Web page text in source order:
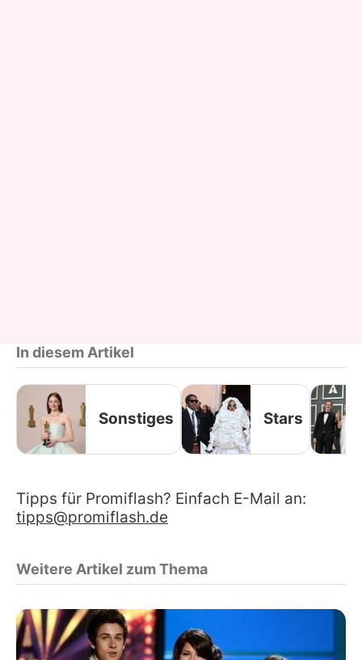
In diesem Artikel
Sonstiges Stars
Tipps für Promiflash? Einfach E-Mail an:
tipps@promiflash.de
Weitere Artikel zum Thema